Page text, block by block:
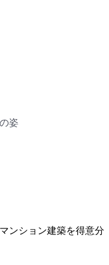
姿
ンション建築を得意分